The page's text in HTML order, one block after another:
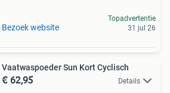
Bezoek website
Topadvertentie
31 jul 26
Vaatwaspoeder Sun Kort Cyclisch
€ 62,95 Details